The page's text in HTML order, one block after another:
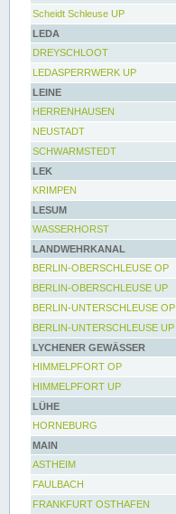
Scheidt Schleuse UP
LEDA
DREYSCHLOOT
LEDASPERRWERK UP
LEINE
HERRENHAUSEN
NEUSTADT
SCHWARMSTEDT
LEK
KRIMPEN
LESUM
WASSERHORST
LANDWEHRKANAL
BERLIN-OBERSCHLEUSE OP
BERLIN-OBERSCHLEUSE UP
BERLIN-UNTERSCHLEUSE OP
BERLIN-UNTERSCHLEUSE UP
LYCHENER GEWÄSSER
HIMMELPFORT OP
HIMMELPFORT UP
LÜHE
HORNEBURG
MAIN
ASTHEIM
FAULBACH
FRANKFURT OSTHAFEN